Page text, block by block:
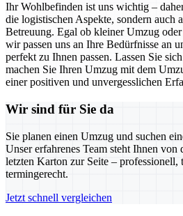
Ihr Wohlbefinden ist uns wichtig –
die logistischen Aspekte, sondern auch
Betreuung. Egal ob kleiner Umzug
wir passen uns an Ihre Bedürfnisse an
perfekt zu Ihnen passen. Lassen Sie
machen Sie Ihren Umzug mit dem
einer positiven und unvergesslichen
Wir sind für Sie da
Sie planen einen Umzug und suchen
Unser erfahrenes Team steht Ihnen von
letzten Karton zur Seite – professionell,
termingerecht.
Jetzt schnell vergleichen